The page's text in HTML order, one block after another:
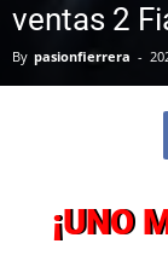
ventas 2
By pasionfierrera -
¡UNO